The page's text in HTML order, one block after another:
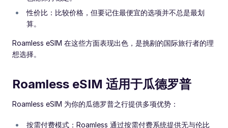
性价比：比较价格，但要记住最便宜的选项并不总是最划
算。
Roamless eSIM 在这些方面表现出色，是挑剔的国际旅行者的理
想选择。
Roamless eSIM 适用于瓜德罗普
Roamless eSIM 为你的瓜德罗普之行提供多项优势：
按需付费模式：Roamless 通过按需付费系统提供无与伦比